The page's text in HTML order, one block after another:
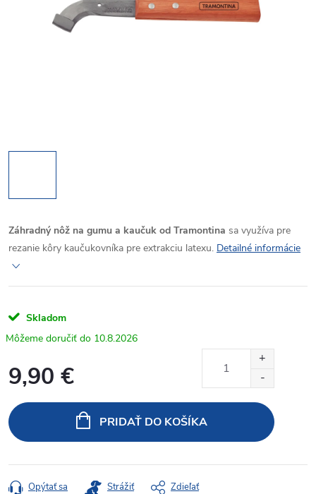
Záhradný nôž na gumu a kaučuk od Tramontina sa využíva pre
rezanie kôry kaučukovníka pre extrakciu latexu. Detailné informácie
Skladom
10.8.2026
9,90 €
cena:
PRIDAŤ DO KOŠÍKA
Opýtať sa Strážiť Zdieľať